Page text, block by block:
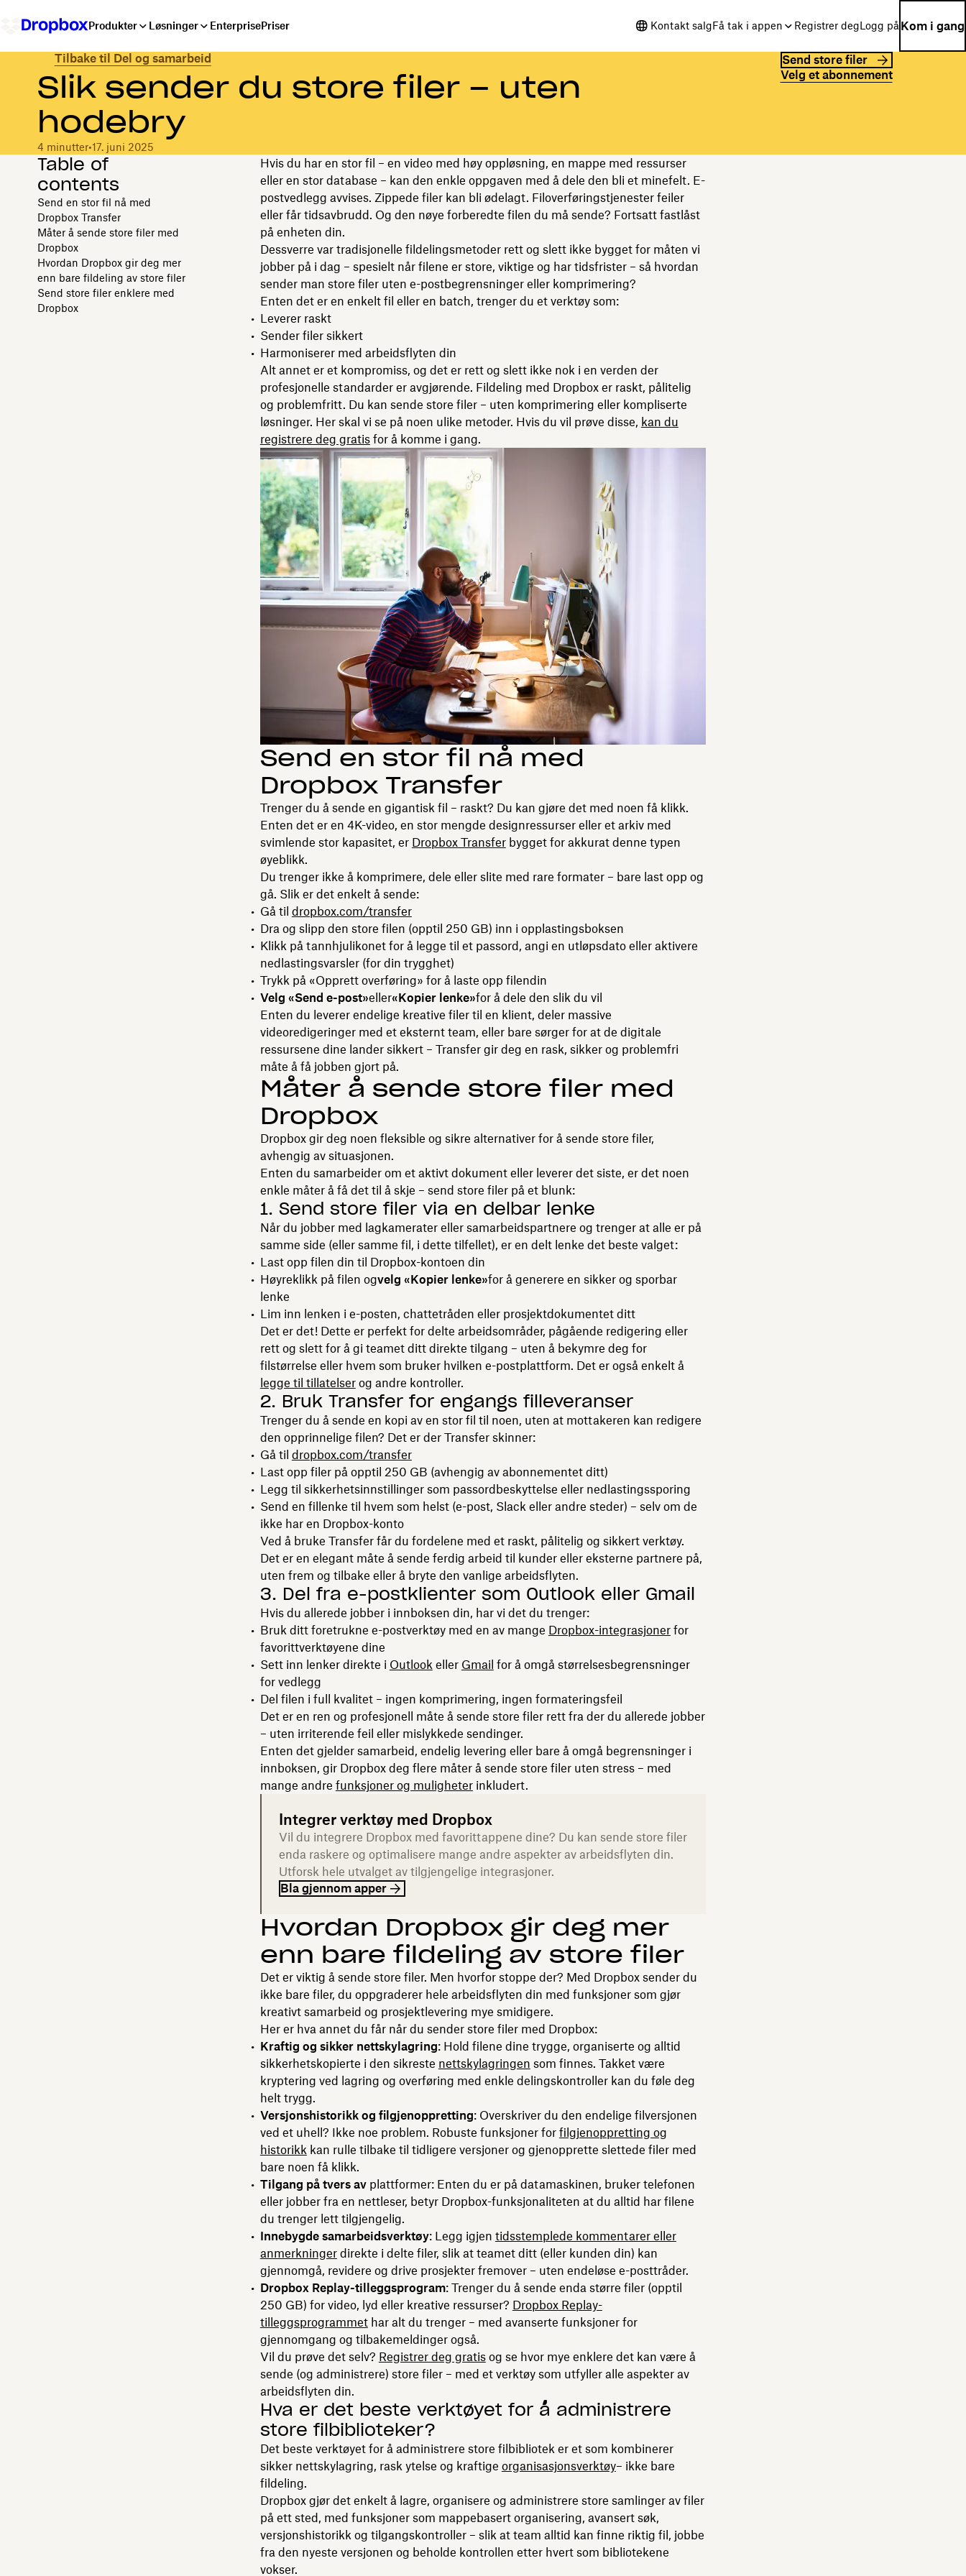
Produkter Løsninger EnterprisePriser Kontakt salgFå tak i appen Registrer degLogg på Kom i gang
Tilbake til Del og samarbeid
Slik sender du store filer – uten
hodebry
4 minutter•17. juni 2025
Send store filer
Velg et abonnement
Table of
contents
Send en stor fil nå med
Dropbox Transfer
Måter å sende store filer med
Dropbox
Hvordan Dropbox gir deg mer
enn bare fildeling av store filer
Send store filer enklere med
Dropbox
Hvis du har en stor fil – en video med høy oppløsning, en mappe med ressurser
eller en stor database – kan den enkle oppgaven med å dele den bli et minefelt. E-
postvedlegg avvises. Zippede filer kan bli ødelagt. Filoverføringstjenester feiler
eller får tidsavbrudd. Og den nøye forberedte filen du må sende? Fortsatt fastlåst
på enheten din.
Dessverre var tradisjonelle fildelingsmetoder rett og slett ikke bygget for måten vi
jobber på i dag – spesielt når filene er store, viktige og har tidsfrister – så hvordan
sender man store filer uten e-postbegrensninger eller komprimering?
Enten det er en enkelt fil eller en batch, trenger du et verktøy som:
Leverer raskt
Sender filer sikkert
Harmoniserer med arbeidsflyten din
Alt annet er et kompromiss, og det er rett og slett ikke nok i en verden der
profesjonelle standarder er avgjørende. Fildeling med Dropbox er raskt, pålitelig
og problemfritt. Du kan sende store filer – uten komprimering eller kompliserte
løsninger. Her skal vi se på noen ulike metoder. Hvis du vil prøve disse, kan du
registrere deg gratisfor å komme i gang.
Send en stor fil nå med
Dropbox Transfer
Trenger du å sende en gigantisk fil – raskt? Du kan gjøre det med noen få klikk.
Enten det er en 4K-video, en stor mengde designressurser eller et arkiv med
svimlende stor kapasitet, er Dropbox Transferbygget for akkurat denne typen
øyeblikk.
Du trenger ikke å komprimere, dele eller slite med rare formater – bare last opp og
gå. Slik er det enkelt å sende:
Gå til dropbox.com/transfer
Dra og slipp den store filen (opptil 250 GB) inn i opplastingsboksen
Klikk på tannhjulikonet for å legge til et passord, angi en utløpsdato eller aktivere
nedlastingsvarsler (for din trygghet)
Trykk på «Opprett overføring» for å laste opp filendin
Velg «Send e-post»eller«Kopier lenke»for å dele den slik du vil
Enten du leverer endelige kreative filer til en klient, deler massive
videoredigeringer med et eksternt team, eller bare sørger for at de digitale
ressursene dine lander sikkert – Transfer gir deg en rask, sikker og problemfri
måte å få jobben gjort på.
Måter å sende store filer med
Dropbox
Dropbox gir deg noen fleksible og sikre alternativer for å sende store filer,
avhengig av situasjonen.
Enten du samarbeider om et aktivt dokument eller leverer det siste, er det noen
enkle måter å få det til å skje – send store filer på et blunk:
1. Send store filer via en delbar lenke
Når du jobber med lagkamerater eller samarbeidspartnere og trenger at alle er på
samme side (eller samme fil, i dette tilfellet), er en delt lenke det beste valget:
Last opp filen din til Dropbox-kontoen din
Høyreklikk på filen ogvelg «Kopier lenke»for å generere en sikker og sporbar
lenke
Lim inn lenken i e-posten, chattetråden eller prosjektdokumentet ditt
Det er det! Dette er perfekt for delte arbeidsområder, pågående redigering eller
rett og slett for å gi teamet ditt direkte tilgang – uten å bekymre deg for
filstørrelse eller hvem som bruker hvilken e-postplattform. Det er også enkelt å
legge til tillatelserog andre kontroller.
2. Bruk Transfer for engangs filleveranser
Trenger du å sende en kopi av en stor fil til noen, uten at mottakeren kan redigere
den opprinnelige filen? Det er der Transfer skinner:
Gå til dropbox.com/transfer
Last opp filer på opptil 250 GB (avhengig av abonnementet ditt)
Legg til sikkerhetsinnstillinger som passordbeskyttelse eller nedlastingssporing
Send en fillenke til hvem som helst (e-post, Slack eller andre steder) – selv om de
ikke har en Dropbox-konto
Ved å bruke Transfer får du fordelene med et raskt, pålitelig og sikkert verktøy.
Det er en elegant måte å sende ferdig arbeid til kunder eller eksterne partnere på,
uten frem og tilbake eller å bryte den vanlige arbeidsflyten.
3. Del fra e-postklienter som Outlook eller Gmail
Hvis du allerede jobber i innboksen din, har vi det du trenger:
Bruk ditt foretrukne e-postverktøy med en av mange Dropbox-integrasjonerfor
favorittverktøyene dine
Sett inn lenker direkte i Outlookeller Gmail for å omgå størrelsesbegrensninger
for vedlegg
Del filen i full kvalitet – ingen komprimering, ingen formateringsfeil
Det er en ren og profesjonell måte å sende store filer rett fra der du allerede jobber
– uten irriterende feil eller mislykkede sendinger.
Enten det gjelder samarbeid, endelig levering eller bare å omgå begrensninger i
innboksen, gir Dropbox deg flere måter å sende store filer uten stress – med
mange andre funksjoner og muligheterinkludert.
Integrer verktøy med Dropbox
Vil du integrere Dropbox med favorittappene dine? Du kan sende store filer
enda raskere og optimalisere mange andre aspekter av arbeidsflyten din.
Utforsk hele utvalget av tilgjengelige integrasjoner.
Bla gjennom apper
Hvordan Dropbox gir deg mer
enn bare fildeling av store filer
Det er viktig å sende store filer. Men hvorfor stoppe der? Med Dropbox sender du
ikke bare filer, du oppgraderer hele arbeidsflyten din med funksjoner som gjør
kreativt samarbeid og prosjektlevering mye smidigere.
Her er hva annet du får når du sender store filer med Dropbox:
Kraftig og sikker nettskylagring: Hold filene dine trygge, organiserte og alltid
sikkerhetskopierte i den sikreste nettskylagringen som finnes. Takket være
kryptering ved lagring og overføring med enkle delingskontroller kan du føle deg
helt trygg.
Versjonshistorikk og filgjenoppretting: Overskriver du den endelige filversjonen
ved et uhell? Ikke noe problem. Robuste funksjoner for filgjenoppretting og
historikkkan rulle tilbake til tidligere versjoner og gjenopprette slettede filer med
bare noen få klikk.
Tilgang på tvers avplattformer: Enten du er på datamaskinen, bruker telefonen
eller jobber fra en nettleser, betyr Dropbox-funksjonaliteten at du alltid har filene
du trenger lett tilgjengelig.
Innebygde samarbeidsverktøy: Legg igjen tidsstemplede kommentarer eller
anmerkningerdirekte i delte filer, slik at teamet ditt (eller kunden din) kan
gjennomgå, revidere og drive prosjekter fremover – uten endeløse e-posttråder.
Dropbox Replay-tilleggsprogram: Trenger du å sende enda større filer (opptil
250 GB) for video, lyd eller kreative ressurser? Dropbox Replay-
tilleggsprogrammethar alt du trenger – med avanserte funksjoner for
gjennomgang og tilbakemeldinger også.
Vil du prøve det selv? Registrer deg gratisog se hvor mye enklere det kan være å
sende (og administrere) store filer – med et verktøy som utfyller alle aspekter av
arbeidsflyten din.
Hva er det beste verktøyet for å administrere
store filbiblioteker?
Det beste verktøyet for å administrere store filbibliotek er et som kombinerer
sikker nettskylagring, rask ytelse og kraftige organisasjonsverktøy– ikke bare
fildeling.
Dropbox gjør det enkelt å lagre, organisere og administrere store samlinger av filer
på ett sted, med funksjoner som mappebasert organisering, avansert søk,
versjonshistorikk og tilgangskontroller – slik at team alltid kan finne riktig fil, jobbe
fra den nyeste versjonen og beholde kontrollen etter hvert som bibliotekene
vokser.